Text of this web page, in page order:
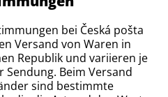
bei Česká pošta
Versand von Waren in
Republik und variieren je
Beim Versand
sind bestimmte